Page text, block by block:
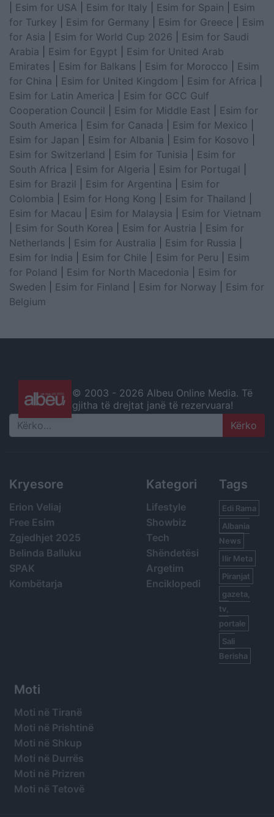
Esim for USA Esim for Italy Esim for Spain
Esim
for Turkey
Esim for Germany Esim for Greece
Esim
for Asia
Esim for World Cup 2026
Esim for Saudi
Arabia
Esim for Egypt
Esim for United Arab
Emirates
Esim for Balkans Esim for Morocco
Esim
for China
Esim for United Kingdom Esim for Africa
Esim for Latin America
Esim for GCC Gulf
Cooperation Council
Esim for Middle East
Esim for
South America
Esim for Canada Esim for Mexico
Esim for Japan
Esim for Albania Esim for Kosovo
Esim for Switzerland
Esim for Tunisia
Esim for
South Africa
Esim for Algeria Esim for Portugal
Esim for Brazil
Esim for Argentina
Esim for
Colombia
Esim for Hong Kong Esim for Thailand
Esim for Macau
Esim for Malaysia
Esim for Vietnam
Esim for South Korea Esim for Austria
Esim for
Netherlands
Esim for Australia Esim for Russia
Esim for India
Esim for Chile Esim for Peru
Esim
for Poland
Esim for North Macedonia
Esim for
Sweden
Esim for Finland Esim for Norway
Esim for
Belgium
© 2003 - 2026 Albeu Online Media. Të
gjitha të drejtat janë të rezervuara!
Search
Kryesore
Erion Veliaj
Free Esim
Zgjedhjet 2025
Belinda Balluku
SPAK
Kombëtarja
Kategori
Lifestyle
Showbiz
Tech
Shëndetësi
Argetim
Enciklopedi
Tags
Edi Rama
Albania
News
Ilir Meta
Piranjat
gazeta,
tv,
portale
Sali
Berisha
Moti
Moti në Tiranë
Moti në Prishtinë
Moti në Shkup
Moti në Durrës
Moti në Prizren
Moti në Tetovë